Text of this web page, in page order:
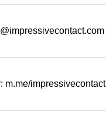
m.me/impressivecontact